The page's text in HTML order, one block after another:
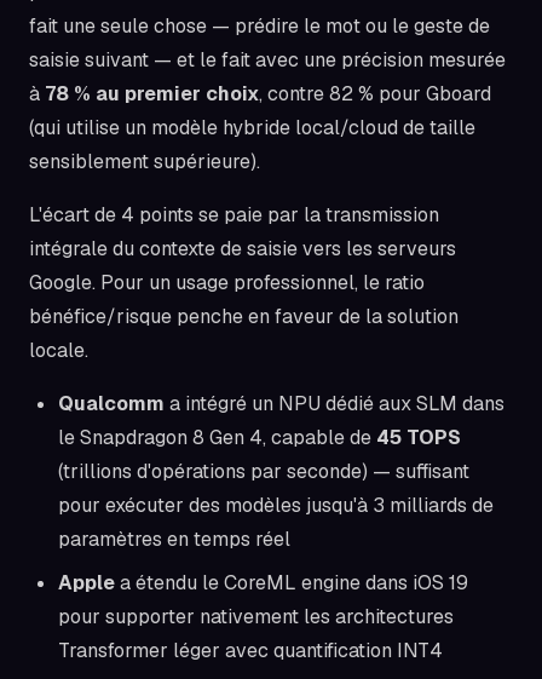
fait une seule chose — prédire le mot ou le geste de
saisie suivant — et le fait avec une précision mesurée
à 78 % au premier choix, contre 82 % pour Gboard
(qui utilise un modèle hybride local/cloud de taille
sensiblement supérieure).
L'écart de 4 points se paie par la transmission
intégrale du contexte de saisie vers les serveurs
Google. Pour un usage professionnel, le ratio
bénéfice/risque penche en faveur de la solution
locale.
Qualcomm a intégré un NPU dédié aux SLM dans
le Snapdragon 8 Gen 4, capable de 45 TOPS
(trillions d'opérations par seconde) — suffisant
pour exécuter des modèles jusqu'à 3 milliards de
paramètres en temps réel
Applea étendu le CoreML engine dans iOS 19
pour supporter nativement les architectures
Transformer léger avec quantification INT4